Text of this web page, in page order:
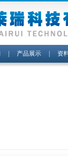
产品展示 资